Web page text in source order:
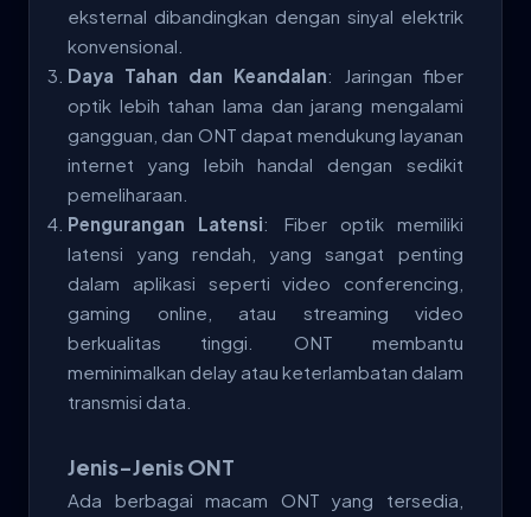
eksternal dibandingkan dengan sinyal elektrik
konvensional.
Daya Tahan dan Keandalan: Jaringan fiber
optik lebih tahan lama dan jarang mengalami
gangguan, dan ONT dapat mendukung layanan
internet yang lebih handal dengan sedikit
pemeliharaan.
Pengurangan Latensi: Fiber optik memiliki
latensi yang rendah, yang sangat penting
dalam aplikasi seperti video conferencing,
gaming online, atau streaming video
berkualitas tinggi. ONT membantu
meminimalkan delay atau keterlambatan dalam
transmisi data.
Jenis-Jenis ONT
Ada berbagai macam ONT yang tersedia,